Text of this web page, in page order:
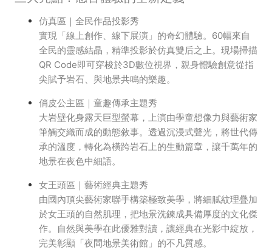
仿真區｜全民作品投影秀
實現「線上創作、線下展演」的奇幻體驗。60幅來自
全民的靈感結晶，精準投影於仿真雙后之上。現場掃描
QR Code即可穿梭於3D數位視界，親身體驗創意從指
尖賦予岩石、與地景共鳴的樂趣。
俏皮公主區｜童趣傳承主題秀
大岩壁化身露天巨型螢幕，上演由學童想像力與藝術家
筆觸交織而成的動態敘事。透過沉浸式聲光，將世代傳
承的溫度，轉化為橫跨岩石上的生動篇章，讓千萬年的
地景在夜色中細語。
女王頭區｜藝術經典主題秀
由國內頂尖藝術家聯手構築極致美學，將細膩紋理疊加
於女王頭的自然肌理，把地景洗鍊成具備厚度的文化傑
作。自然與美學在此優雅對讀，讓經典在光影中綻放，
完美彰顯「夜間地景美術館」的不凡質感。